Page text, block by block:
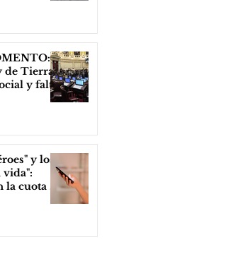
de Tierras
y falta
y los
vida":
la cuota 4